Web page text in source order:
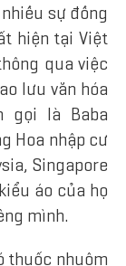
sự đồng
hiện tại Việt
qua việc
lưu văn hóa
gọi là Baba
Hoa nhập cư
Singapore
áo của họ
mình.
thuốc nhuộm